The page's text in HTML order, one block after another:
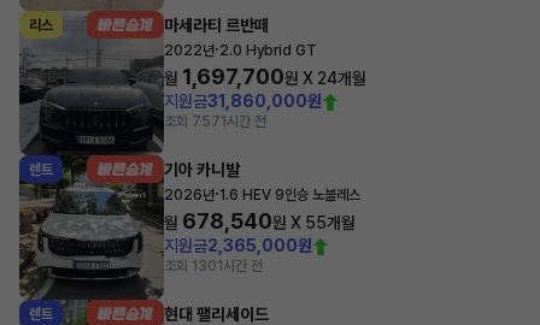
리스 마세라티 르반떼
2022년·2.0 Hybrid GT
월 1,697,700원 X 24개월
지원금31,860,000원
조회 7571시간 전
렌트 기아 카니발
2026년·1.6 HEV 9인승 노블레스
월 678,540원 X 55개월
지원금2,365,000원
조회 1301시간 전
렌트 현대 팰리세이드